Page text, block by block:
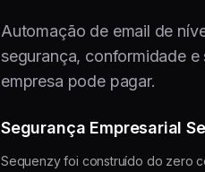
Automação de email de
segurança, conformidade
empresa pode pagar.
Segurança Empresarial
Sequenzy foi construído do zero